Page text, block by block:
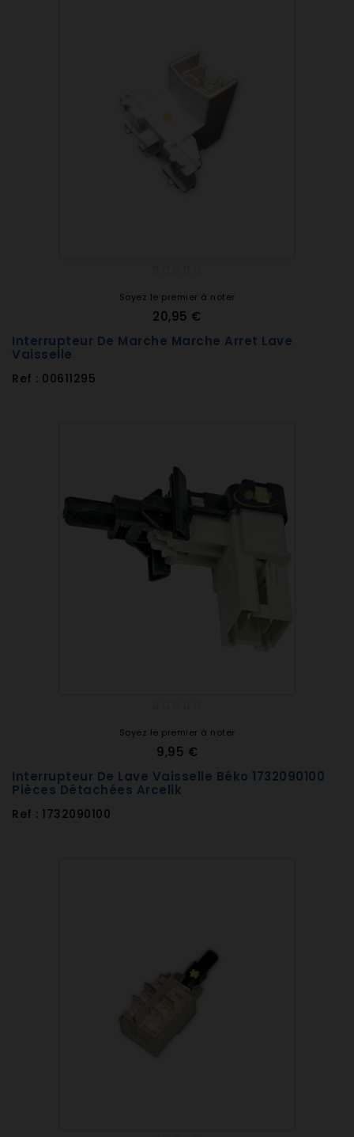
Soyez le premier à noter
20,95 €
Interrupteur De Marche Marche Arret Lave
Vaisselle
Ref : 00611295
Soyez le premier à noter
9,95 €
Interrupteur De Lave Vaisselle Béko 1732090100
Pièces Détachées Arcelik
Ref : 1732090100